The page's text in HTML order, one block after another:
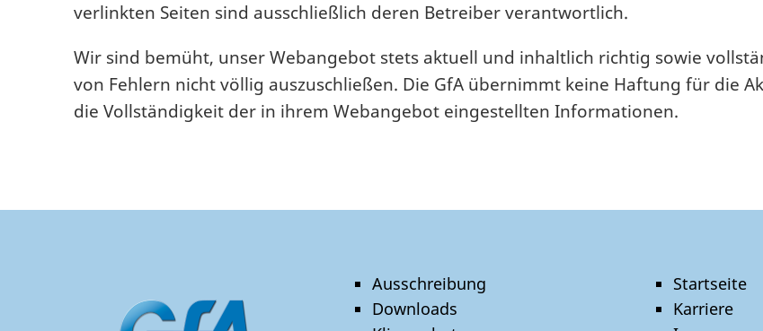
verlinkten Seiten sind ausschließlich deren Betreiber verantwortlich.
Wir sind bemüht, unser Webangebot stets aktuell und inhaltlich richtig sowie
von Fehlern nicht völlig auszuschließen. Die GfA übernimmt keine Haftung für die
die Vollständigkeit der in ihrem Webangebot eingestellten Informationen.
Ausschreibung
Downloads
Startseite
Karriere